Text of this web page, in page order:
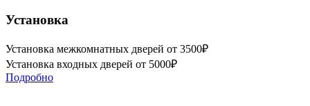
Установка
Установка межкомнатных дверей от 3500₽
Установка входных дверей от 5000₽
Подробно